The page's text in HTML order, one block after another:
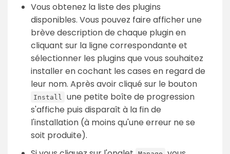
Vous obtenez la liste des plugins
disponibles. Vous pouvez faire afficher une
brève description de chaque plugin en
cliquant sur la ligne correspondante et
sélectionner les plugins que vous souhaitez
installer en cochant les cases en regard de
leur nom. Après avoir cliqué sur le bouton
Install
une petite boîte de progression
s'affiche puis disparaît à la fin de
l'installation (à moins qu'une erreur ne se
soit produite).